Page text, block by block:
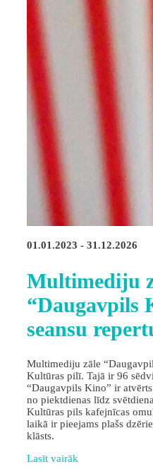
01.01.2023 - 31.12.2026
Multimediju
“Daugavpils
seansu
Multimediju zāle
Kultūras pilī. Tajā ir 96
“Daugavpils Kino” ir
no piektdienas līdz
Kultūras pils kafejnīcas
laikā ir pieejams plašs
klāsts.
Lasīt vairāk